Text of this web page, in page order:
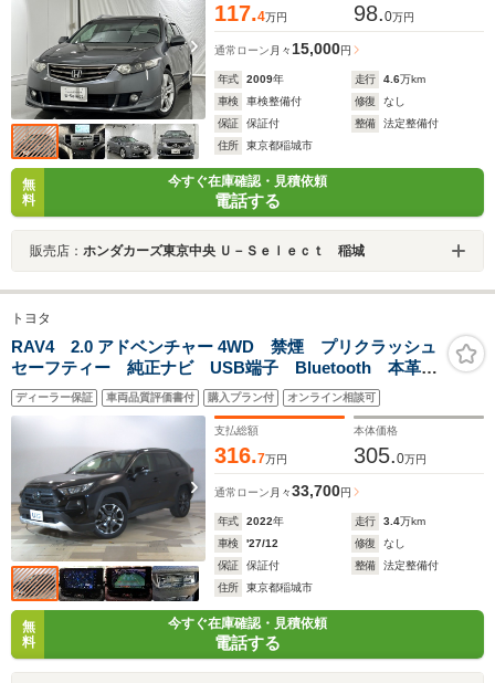
117.4万円 98.0万円
通常ローン 月々 15,000円
年式 2009年 走行 4.6万km
車検
車検整備付 修復
なし
保証
保証付 整備
法定整備付
住所
東京都稲城市
無
料
今すぐ在庫確認・見積依頼
電話する
販売店： ホンダカーズ東京中央 Ｕ－Ｓｅｌｅｃｔ 稲城
トヨタ
RAV4 2.0 アドベンチャー 4WD 禁煙 プリクラッシュ
セーフティー 純正ナビ USB端子 Bluetooth 本革シ
ート パワーテールゲート 前後パーキングセンサー
ETC2.0 LEDヘッドライト シートヒーター ステアリ
ディーラー保証 車両品質評価書付 購入プラン付 オンライン相談可
支払総額
316.7万円
本体価格
305.0万円
通常ローン 月々33,700円
年式 2022年 走行 3.4万km
車検
'27/12 修復
なし
保証
保証付 整備
法定整備付
住所
東京都稲城市
無
料
今すぐ在庫確認・見積依頼
電話する